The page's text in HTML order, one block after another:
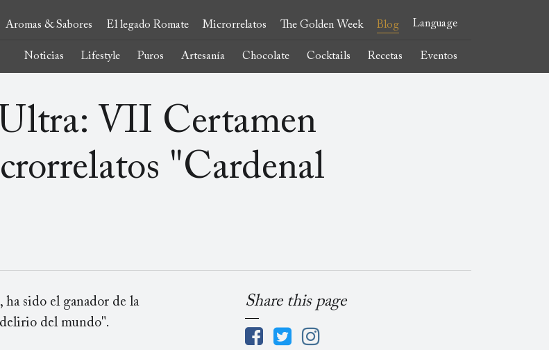
VII Certamen
"Cardenal
sido el ganador de la
del mundo".
Share this page
Aromas & Sabores El legado Romate Microrrelatos The Golden Week Blog
Noticias Lifestyle Puros Artesanía Chocolate Cocktails Recetas Eventos
Language